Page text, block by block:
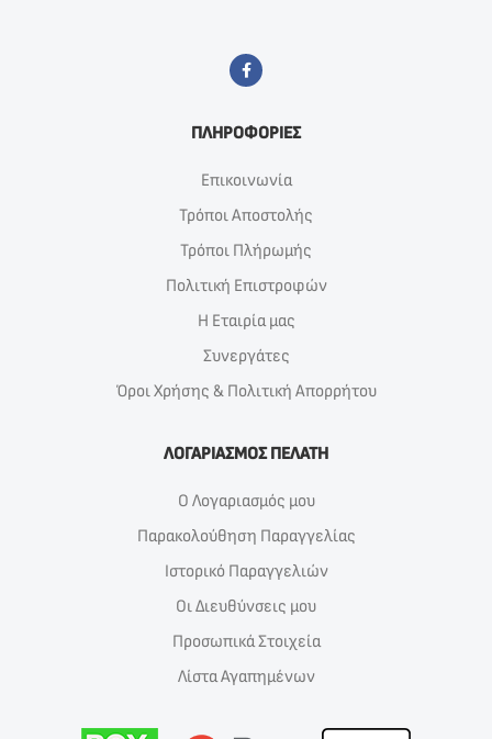
ΠΛΗΡΟΦΟΡΙΕΣ
Επικοινωνία
Τρόποι Αποστολής
Τρόποι Πλήρωμής
Πολιτική Επιστροφών
Η Εταιρία μας
Συνεργάτες
Όροι Χρήσης & Πολιτική Απορρήτου
ΛΟΓΑΡΙΑΣΜΟΣ ΠΕΛΑΤΗ
Ο Λογαριασμός μου
Παρακολούθηση Παραγγελίας
Ιστορικό Παραγγελιών
Οι Διευθύνσεις μου
Προσωπικά Στοιχεία
Λίστα Αγαπημένων